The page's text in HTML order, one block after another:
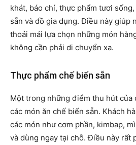
khát, báo chí, thực phẩm tươi
sẵn và đồ gia dụng. Điều này giúp
thoải mái lựa chọn những món
không cần phải di chuyển xa.
Thực phẩm chế biến sẵn
Một trong những điểm thu hút của
các món ăn chế biến sẵn. Khách
các món như cơm phần, kimbap,
và dùng ngay tại chỗ. Điều này rất